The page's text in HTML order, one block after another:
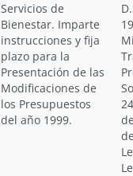
Servicios de
Bienestar. Imparte
instrucciones y fija
plazo para la
Presentación de las
Modificaciones de
los Presupuestos
del año 1999.